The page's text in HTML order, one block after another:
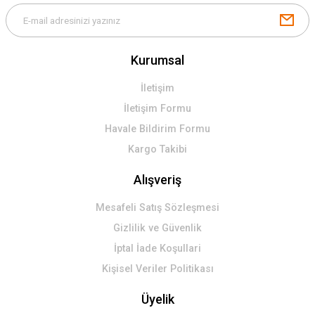
Kurumsal
İletişim
İletişim Formu
Havale Bildirim Formu
Kargo Takibi
Alışveriş
Mesafeli Satış Sözleşmesi
Gizlilik ve Güvenlik
İptal İade Koşullari
Kişisel Veriler Politikası
Üyelik